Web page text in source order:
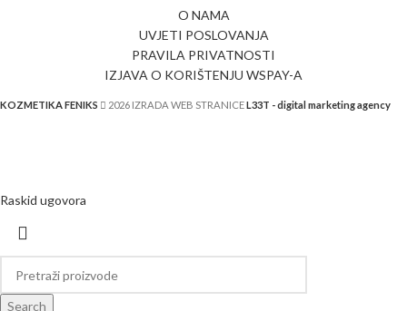
O NAMA
UVJETI POSLOVANJA
PRAVILA PRIVATNOSTI
IZJAVA O KORIŠTENJU WSPAY-A
KOZMETIKA FENIKS 2026 IZRADA WEB STRANICEL33T - digital marketing agency
Search
Raskid ugovora